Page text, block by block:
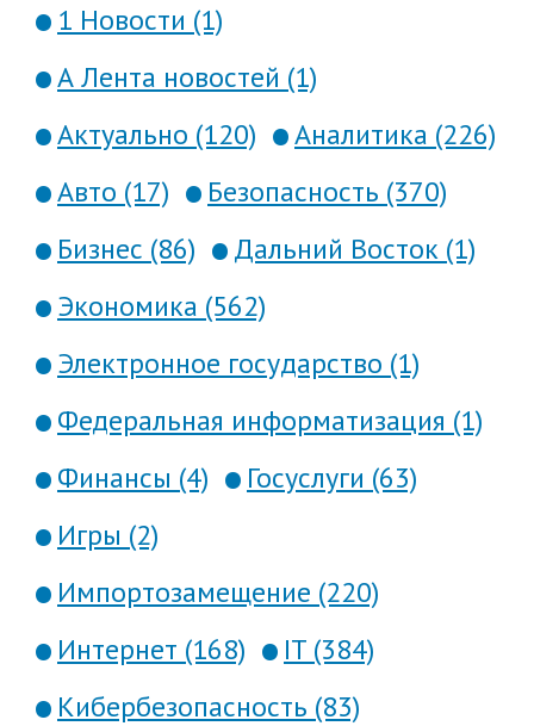
1 Новости (1)
А Лента новостей (1)
Актуально (120)
Аналитика (226)
Авто (17)
Безопасность (370)
Бизнес (86)
Дальний Восток (1)
Экономика (562)
Электронное государство (1)
Федеральная информатизация (1)
Финансы (4)
Госуслуги (63)
Игры (2)
Импортозамещение (220)
Интернет (168)
IT (384)
Кибербезопасность (83)